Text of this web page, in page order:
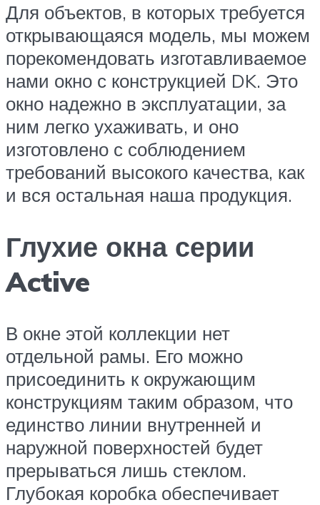
Для объектов, в которых требуется
открывающаяся модель, мы можем
порекомендовать изготавливаемое
нами окно с конструкцией DK. Это
окно надежно в эксплуатации, за
ним легко ухаживать, и оно
изготовлено с соблюдением
требований высокого качества, как
и вся остальная наша продукция.
Глухие окна серии
Active
В окне этой коллекции нет
отдельной рамы. Его можно
присоединить к окружающим
конструкциям таким образом, что
единство линии внутренней и
наружной поверхностей будет
прерываться лишь стеклом.
Глубокая коробка обеспечивает